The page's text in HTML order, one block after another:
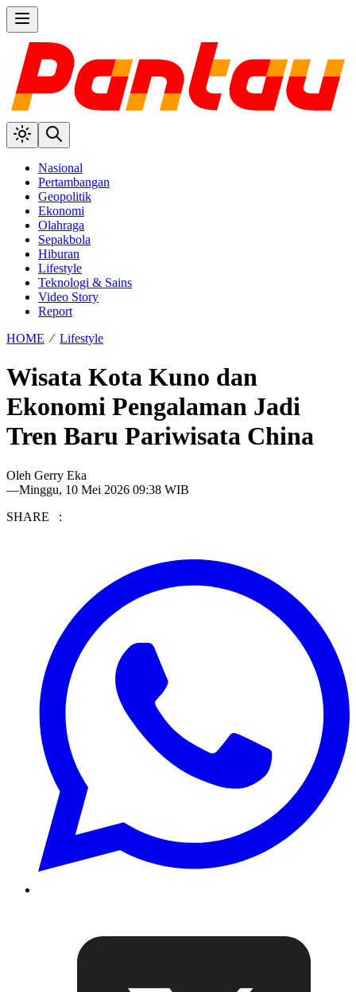
Nasional
Pertambangan
Geopolitik
Ekonomi
Olahraga
Sepakbola
Hiburan
Lifestyle
Teknologi & Sains
Video Story
Report
HOME ⁄ Lifestyle
Wisata Kota Kuno dan
Ekonomi Pengalaman Jadi
Tren Baru Pariwisata China
Oleh Gerry Eka
—Minggu, 10 Mei 2026 09:38 WIB
SHARE :